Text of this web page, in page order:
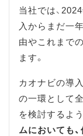
当社では、
入からまだ一
由やこれまで
ます。
カオナビの導
の一環として
を検討するよ
ムにおいても